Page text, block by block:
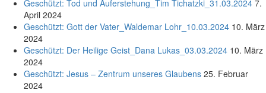
Geschützt: Tod und Auferstehung_Tim Tichatzki_31.03.2024 7.
April 2024
Geschützt: Gott der Vater_Waldemar Lohr_10.03.2024 10. März
2024
Geschützt: Der Heilige Geist_Dana Lukas_03.03.2024 10. März
2024
Geschützt: Jesus – Zentrum unseres Glaubens 25. Februar
2024